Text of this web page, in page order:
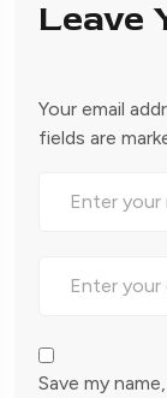
Leave
Your email
fields are
Save my